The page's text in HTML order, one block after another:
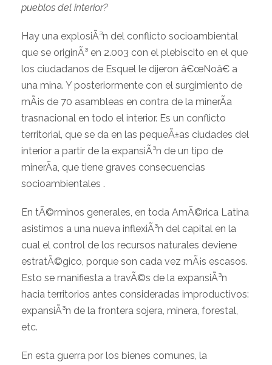
pueblos del interior?
Hay una explosiÃ³n del conflicto socioambiental
que se originÃ³ en 2.003 con el plebiscito en el que
los ciudadanos de Esquel le dijeron â€œNoâ€ a
una mina. Y posteriormente con el surgimiento de
mÃ¡s de 70 asambleas en contra de la minerÃ­a
trasnacional en todo el interior. Es un conflicto
territorial, que se da en las pequeÃ±as ciudades del
interior a partir de la expansiÃ³n de un tipo de
minerÃ­a, que tiene graves consecuencias
socioambientales .
En tÃ©rminos generales, en toda AmÃ©rica Latina
asistimos a una nueva inflexiÃ³n del capital en la
cual el control de los recursos naturales deviene
estratÃ©gico, porque son cada vez mÃ¡s escasos.
Esto se manifiesta a travÃ©s de la expansiÃ³n
hacia territorios antes consideradas improductivos:
expansiÃ³n de la frontera sojera, minera, forestal,
etc.
En esta guerra por los bienes comunes, la